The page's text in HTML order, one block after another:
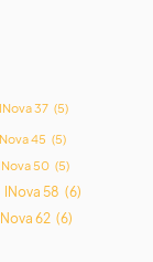
INova 37 (5)
45 (5)
INova 50 (5)
INova 58 (6)
INova 62 (6)